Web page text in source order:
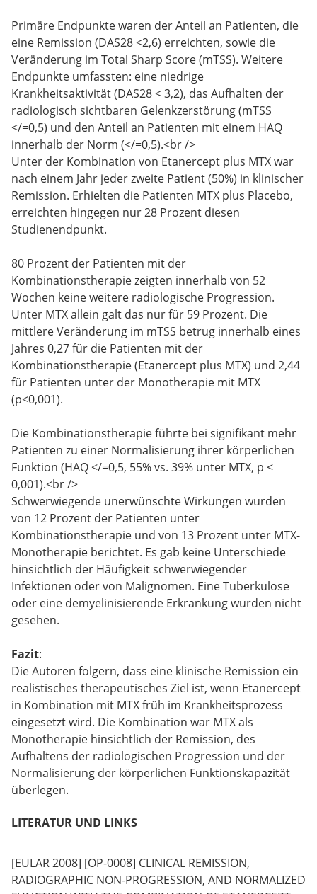
Primäre Endpunkte waren der Anteil an Patienten, die
eine Remission (DAS28 <2,6) erreichten, sowie die
Veränderung im Total Sharp Score (mTSS). Weitere
Endpunkte umfassten: eine niedrige
Krankheitsaktivität (DAS28 < 3,2), das Aufhalten der
radiologisch sichtbaren Gelenkzerstörung (mTSS
</=0,5) und den Anteil an Patienten mit einem HAQ
innerhalb der Norm (</=0,5).<br />
Unter der Kombination von Etanercept plus MTX war
nach einem Jahr jeder zweite Patient (50%) in klinischer
Remission. Erhielten die Patienten MTX plus Placebo,
erreichten hingegen nur 28 Prozent diesen
Studienendpunkt.
80 Prozent der Patienten mit der
Kombinationstherapie zeigten innerhalb von 52
Wochen keine weitere radiologische Progression.
Unter MTX allein galt das nur für 59 Prozent. Die
mittlere Veränderung im mTSS betrug innerhalb eines
Jahres 0,27 für die Patienten mit der
Kombinationstherapie (Etanercept plus MTX) und 2,44
für Patienten unter der Monotherapie mit MTX
(p<0,001).
Die Kombinationstherapie führte bei signifikant mehr
Patienten zu einer Normalisierung ihrer körperlichen
Funktion (HAQ </=0,5, 55% vs. 39% unter MTX, p <
0,001).<br />
Schwerwiegende unerwünschte Wirkungen wurden
von 12 Prozent der Patienten unter
Kombinationstherapie und von 13 Prozent unter MTX-
Monotherapie berichtet. Es gab keine Unterschiede
hinsichtlich der Häufigkeit schwerwiegender
Infektionen oder von Malignomen. Eine Tuberkulose
oder eine demyelinisierende Erkrankung wurden nicht
gesehen.
Fazit:
Die Autoren folgern, dass eine klinische Remission ein
realistisches therapeutisches Ziel ist, wenn Etanercept
in Kombination mit MTX früh im Krankheitsprozess
eingesetzt wird. Die Kombination war MTX als
Monotherapie hinsichtlich der Remission, des
Aufhaltens der radiologischen Progression und der
Normalisierung der körperlichen Funktionskapazität
überlegen.
LITERATUR UND LINKS
[EULAR 2008] [OP-0008] CLINICAL REMISSION,
RADIOGRAPHIC NON-PROGRESSION, AND NORMALIZED